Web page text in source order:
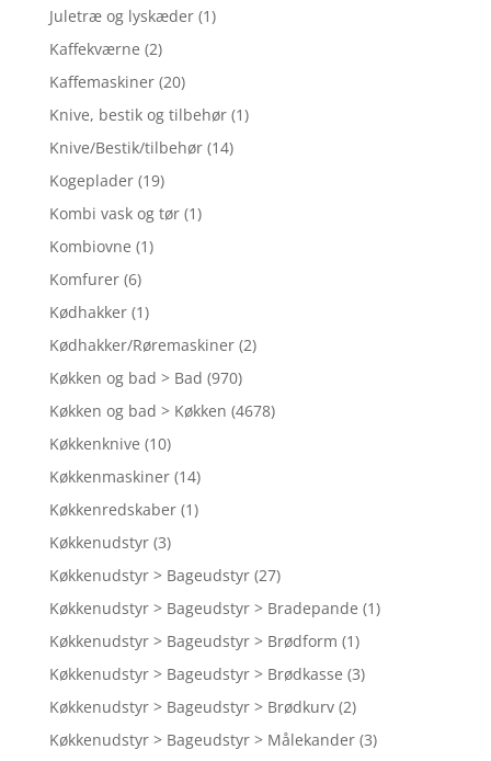
Juletræ og lyskæder (1)
Kaffekværne (2)
Kaffemaskiner (20)
Knive, bestik og tilbehør (1)
Knive/Bestik/tilbehør (14)
Kogeplader (19)
Kombi vask og tør (1)
Kombiovne (1)
Komfurer (6)
Kødhakker (1)
Kødhakker/Røremaskiner (2)
Køkken og bad > Bad (970)
Køkken og bad > Køkken (4678)
Køkkenknive (10)
Køkkenmaskiner (14)
Køkkenredskaber (1)
Køkkenudstyr (3)
Køkkenudstyr > Bageudstyr (27)
Køkkenudstyr > Bageudstyr > Bradepande (1)
Køkkenudstyr > Bageudstyr > Brødform (1)
Køkkenudstyr > Bageudstyr > Brødkasse (3)
Køkkenudstyr > Bageudstyr > Brødkurv (2)
Køkkenudstyr > Bageudstyr > Målekander (3)